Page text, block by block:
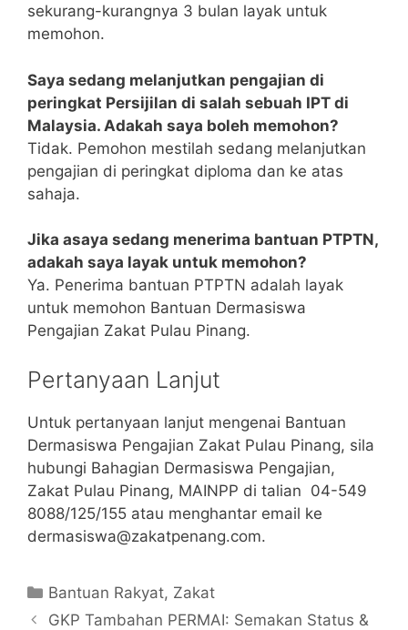
sekurang-kurangnya 3 bulan layak untuk
memohon.
Saya sedang melanjutkan pengajian di
peringkat Persijilan di salah sebuah IPT di
Malaysia. Adakah saya boleh memohon?
Tidak. Pemohon mestilah sedang melanjutkan
pengajian di peringkat diploma dan ke atas
sahaja.
Jika asaya sedang menerima bantuan PTPTN,
adakah saya layak untuk memohon?
Ya. Penerima bantuan PTPTN adalah layak
untuk memohon Bantuan Dermasiswa
Pengajian Zakat Pulau Pinang.
Pertanyaan Lanjut
Untuk pertanyaan lanjut mengenai Bantuan
Dermasiswa Pengajian Zakat Pulau Pinang, sila
hubungi Bahagian Dermasiswa Pengajian,
Zakat Pulau Pinang, MAINPP di talian 04-549
8088/125/155 atau menghantar email ke
dermasiswa@zakatpenang.com.
Categories
Bantuan Rakyat, Zakat
GKP Tambahan PERMAI: Semakan Status &